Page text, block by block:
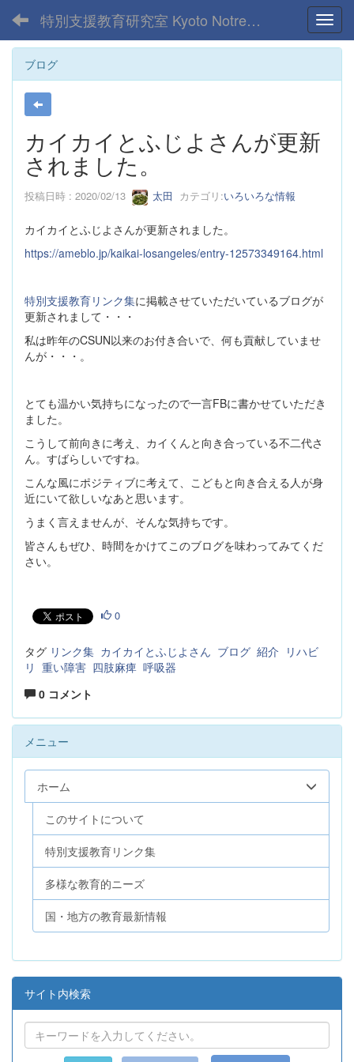
特別支援教育研究室 Kyoto Notre Dame Univ.
ブログ
カイカイとふじよさんが更新
されました。
投稿日時 : 2020/02/13 太田 カテゴリ:いろいろな情報
カイカイとふじよさんが更新されました。
https://ameblo.jp/kaikai-losangeles/entry-12573349164.html
特別支援教育リンク集に掲載させていただいているブログが
更新されまして・・・
私は昨年のCSUN以来のお付き合いで、何も貢献していませ
んが・・・。
とても温かい気持ちになったので一言FBに書かせていただき
ました。
こうして前向きに考え、カイくんと向き合っている不二代さ
ん。すばらしいですね。
こんな風にポジティブに考えて、こどもと向き合える人が身
近にいて欲しいなあと思います。
うまく言えませんが、そんな気持ちです。
皆さんもぜひ、時間をかけてこのブログを味わってみてくだ
さい。
0
タグ リンク集 カイカイとふじよさん ブログ 紹介 リハビ
リ 重い障害 四肢麻痺 呼吸器
0 コメント
メニュー
ホーム
このサイトについて
特別支援教育リンク集
多様な教育的ニーズ
国・地方の教育最新情報
サイト内検索